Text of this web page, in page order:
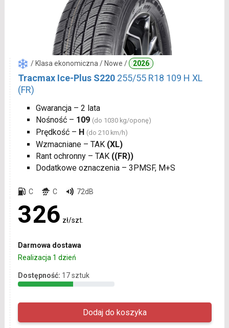
/ Klasa ekonomiczna / Nowe / 2026
Tracmax Ice-Plus S220 255/55 R18 109 H XL
(FR)
Gwarancja – 2 lata
Nośność – 109 (do 1030 kg/oponę)
Prędkość – H (do 210 km/h)
Wzmacniane – TAK (XL)
Rant ochronny – TAK ((FR))
Dodatkowe oznaczenia – 3PMSF, M+S
C C 72dB
326 zł/szt.
Darmowa dostawa
Realizacja 1 dzień
Dostępność: 17 sztuk